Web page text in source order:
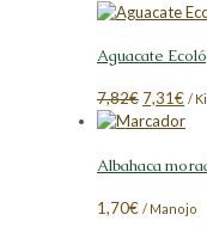
Aguacate
7,82€ El
precio
era:
7,31€El
es:
/
Albahaca
1,70€ / Manojo